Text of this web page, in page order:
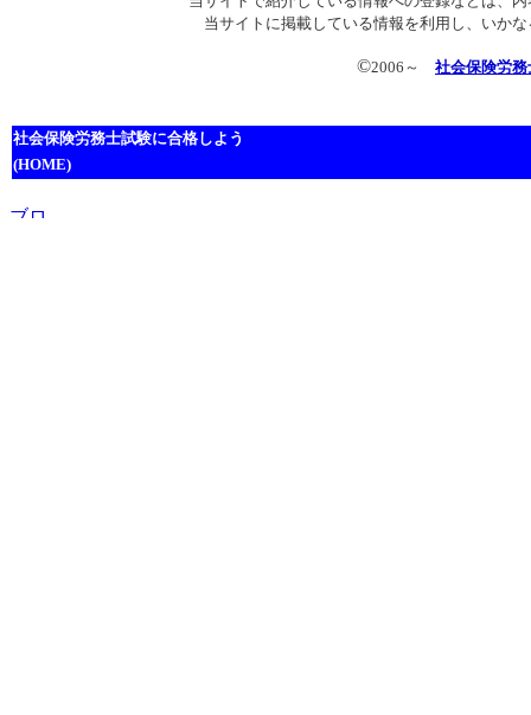
当サイトに掲載している情報を利用し、いか
©2006～ 社会保険労
社会保険労務士試験に合格しよう
(HOME)